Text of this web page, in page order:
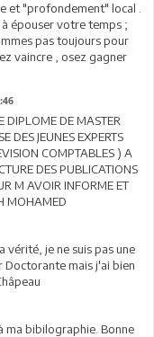
et "profondement" local .
épouser votre temps ;
pas toujours pour
vaincre , osez gagner
DIPLOME DE MASTER
DES JEUNES EXPERTS
COMPTABLES ) A
DES PUBLICATIONS
M AVOIR INFORME ET
MOHAMED
vérité, je ne suis pas une
Doctorante mais j'ai bien
ma bibilographie. Bonne